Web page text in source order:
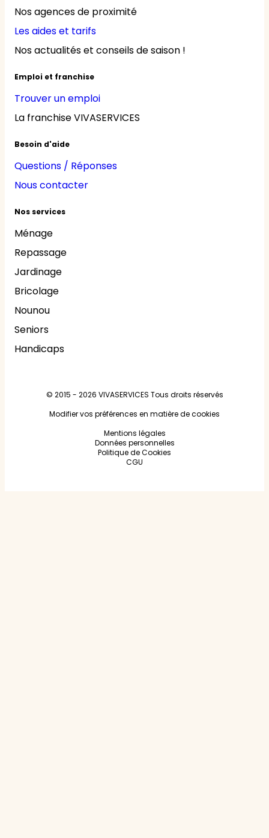
Nos agences de proximité
Les aides et tarifs
Nos actualités et conseils de saison !
Emploi et franchise
Trouver un emploi
La franchise VIVASERVICES
Besoin d'aide
Questions / Réponses
Nous contacter
Nos services
Ménage
Repassage
Jardinage
Bricolage
Nounou
Seniors
Handicaps
© 2015 - 2026 VIVASERVICES Tous droits réservés
Modifier vos préférences en matière de cookies
Mentions légales
Données personnelles
Politique de Cookies
CGU